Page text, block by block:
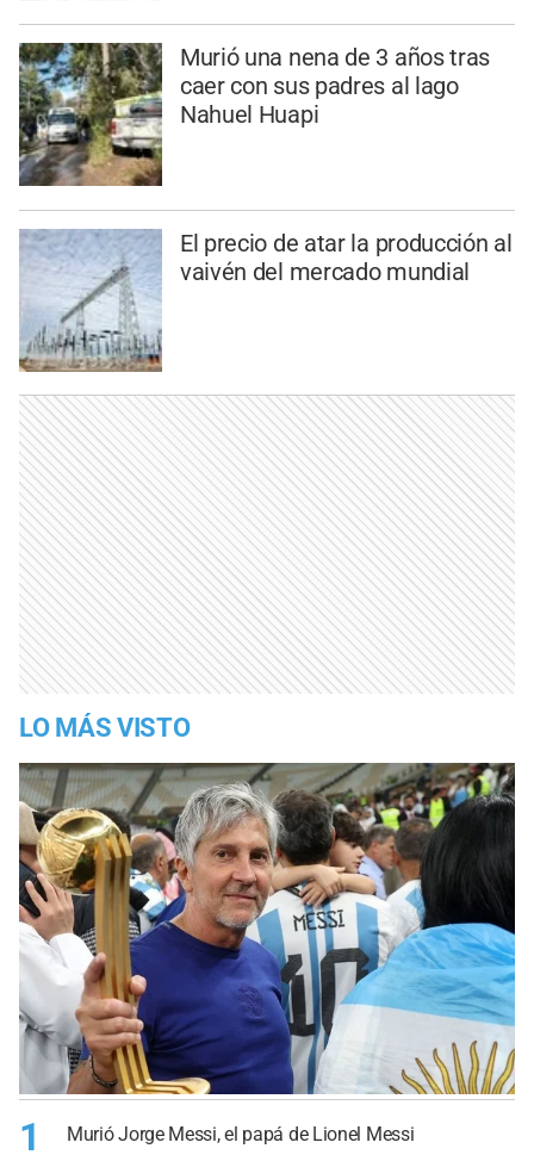
Murió una nena de 3 años tras
caer con sus padres al lago
Nahuel Huapi
El precio de atar la producción al
vaivén del mercado mundial
LO MÁS VISTO
1 Murió Jorge Messi, el papá de Lionel Messi